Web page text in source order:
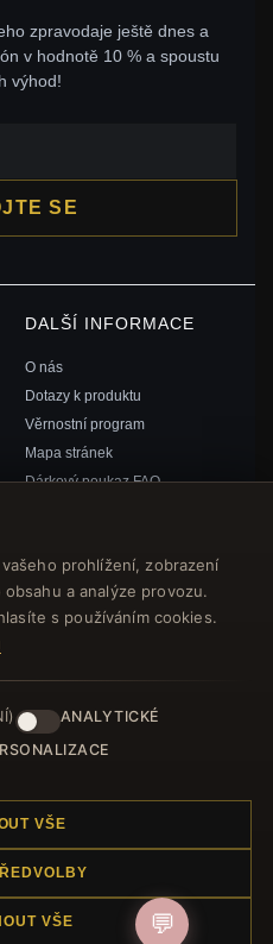
prohlížení, zobrazení
a analýze provozu.
s používáním cookies.
ANALYTICKÉ
VŠE
VŠE
zpravodaje ještě dnes a
v hodnotě 10 % a spoustu
výhod!
SE
DALŠÍ INFORMACE
O nás
Dotazy k produktu
Věrnostní program
Mapa stránek
Dárkový poukaz FAQ
SLEDUJTE NÁS
. Všechna práva vyhrazena.
💬